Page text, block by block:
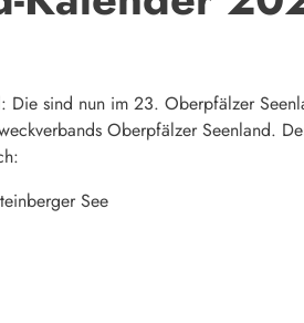
Die sind nun im 23. Oberpfälzer
Oberpfälzer Seenland.
See